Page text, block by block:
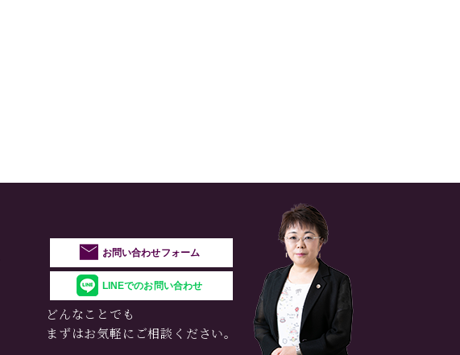
お問い合わせフォーム
LINEでのお問い合わせ
どんなことでも
まずはお気軽にご相談ください。